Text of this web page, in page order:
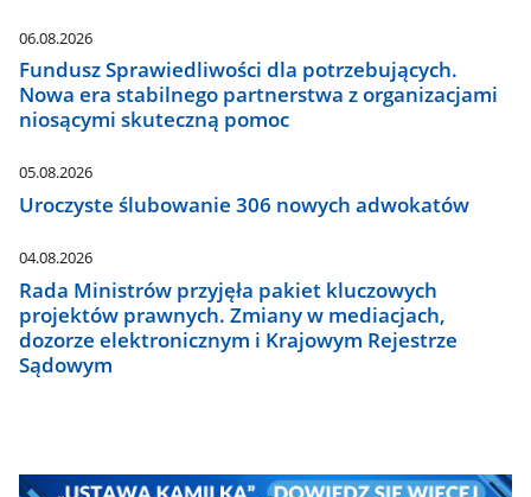
06.08.2026
Fundusz Sprawiedliwości dla potrzebujących.
Nowa era stabilnego partnerstwa z organizacjami
niosącymi skuteczną pomoc
05.08.2026
Uroczyste ślubowanie 306 nowych adwokatów
04.08.2026
Rada Ministrów przyjęła pakiet kluczowych
projektów prawnych. Zmiany w mediacjach,
dozorze elektronicznym i Krajowym Rejestrze
Sądowym